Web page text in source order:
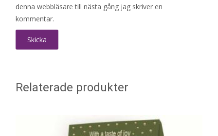
denna webbläsare till nästa gång jag skriver en
kommentar.
Relaterade produkter